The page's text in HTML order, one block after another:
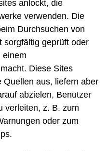
anlockt, die
verwenden. Die
Durchsuchen von
sorgfältig geprüft oder
einem
Diese Sites
Quellen aus, liefern aber
abzielen, Benutzer
verleiten, z. B. zum
oder zum